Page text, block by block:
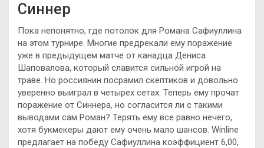
Синнер
Пока непонятно, где потолок для Романа Сафиуллина
на этом турнире. Многие предрекали ему поражение
уже в предыдущем матче от канадца Дениса
Шаповалова, который славится сильной игрой на
траве. Но россиянин посрамил скептиков и довольно
уверенно выиграл в четырех сетах. Теперь ему прочат
поражение от Синнера, но согласится ли с такими
выводами сам Роман? Терять ему все равно нечего,
хотя букмекеры дают ему очень мало шансов. Winline
предлагает на победу Сафиуллина коэффициент 6,00,